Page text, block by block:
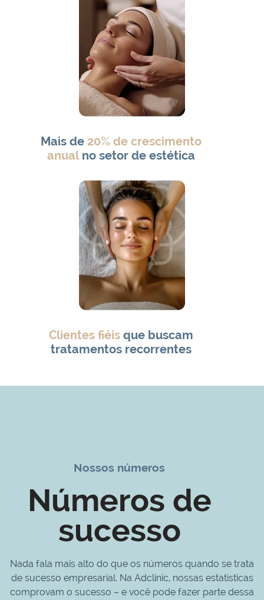
Mais de 20% de crescimento
anual no setor de estética
Clientes fiéisque buscam
tratamentos recorrentes
Nossos números
Números de
sucesso
Nada fala mais alto do que os números quando se trata
de sucesso empresarial. Na Adclinic, nossas estatísticas
comprovam o sucesso – e você pode fazer parte dessa